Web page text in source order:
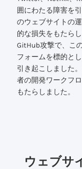
囲にわたる障害を
のウェブサイトの
的な損失をもたら
GitHub攻撃で、こ
フォームを標的と
引き起こしました
者の開発ワークフ
もたらしました。
ウェブサ